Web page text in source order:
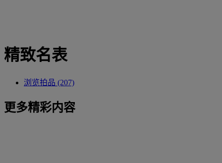
精致名表
浏览拍品 (207)
更多精彩内容